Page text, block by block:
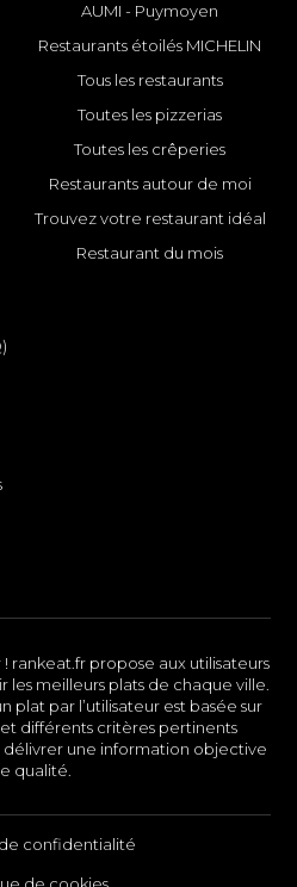
AUMI - Puymoyen
Restaurants étoilés MICHELIN
Tous les restaurants
Toutes les pizzerias
Toutes les crêperies
Restaurants autour de moi
Trouvez votre restaurant idéal
Restaurant du mois
rankeat.fr propose aux utilisateurs
meilleurs plats de chaque ville.
plat par l’utilisateur est basée sur
différents critères pertinents
une information objective
qualité.
confidentialité
de cookies